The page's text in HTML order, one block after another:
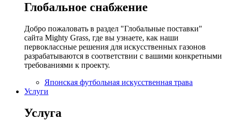
Глобальное снабжение
Добро пожаловать в раздел "Глобальные поставки"
сайта Mighty Grass, где вы узнаете, как наши
первоклассные решения для искусственных газонов
разрабатываются в соответствии с вашими конкретными
требованиями к проекту.
Японская футбольная искусственная трава
Услуги
Услуга